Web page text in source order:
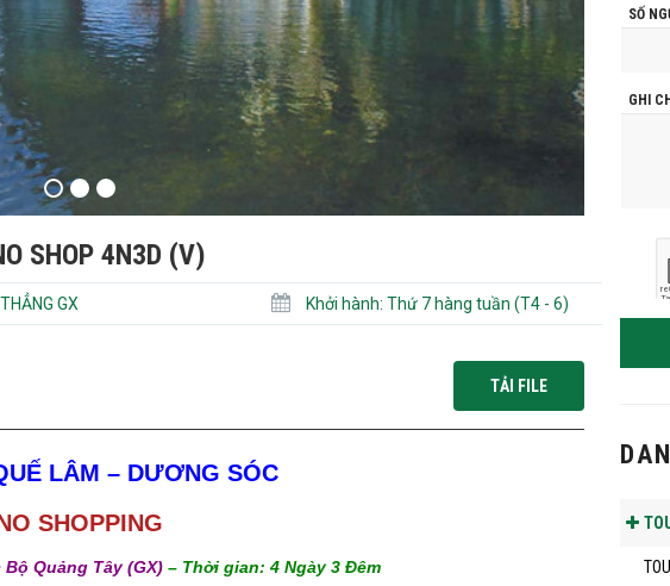
SHOP 4N3D (V)
GX Khởi hành: Thứ 7 hàng tuần (T4 - 6)
TẢI FILE
LÂM – DƯƠNG SÓC
SHOPPING
Quảng Tây (GX) – Thời gian:4 Ngày 3Đêm
SỐ
GHI